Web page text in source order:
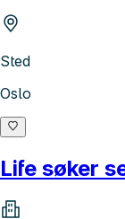
Sted
Oslo
Life søker